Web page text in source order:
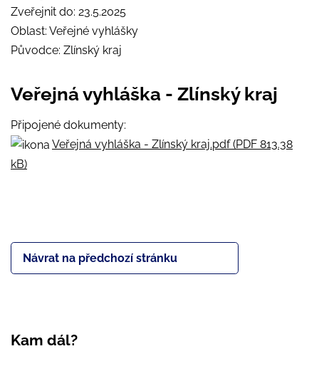
Zveřejnit do: 23.5.2025
Oblast: Veřejné vyhlášky
Původce: Zlínský kraj
Veřejná vyhláška - Zlínský kraj
Připojené dokumenty:
Veřejná vyhláška - Zlínský kraj.pdf (PDF 813.38
kB)
Návrat na předchozí stránku
Kam dál?